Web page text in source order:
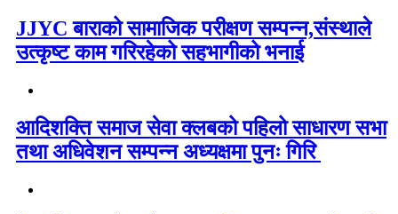
JJYC बाराको सामाजिक परीक्षण सम्पन्न,संस्थाले
उत्कृष्ट काम गरिरहेको सहभागीको भनाई
आदिशक्ति समाज सेवा क्लबको पहिलो साधारण सभा
तथा अधिवेशन सम्पन्न अध्यक्षमा पुनः गिरि